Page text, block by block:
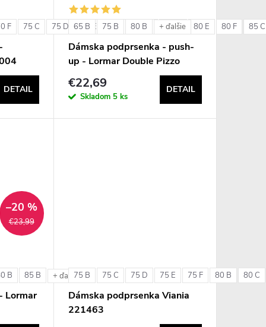
F 75 C 75 D 75 E 75 F 80 C 80 D 80 E 80 F 85 C
DETAIL
65 B 75 B 80 B + ďalšie
Dámska podprsenka - push-
up - Lormar Double Pizzo
€22,69
Skladom 5 ks
DETAIL
€23,99
–20 %
B 85 B + ďalšie
Lormar
75 B 75 C 75 D 75 E 75 F 80 B 80 C
Dámska podprsenka Viania
221463